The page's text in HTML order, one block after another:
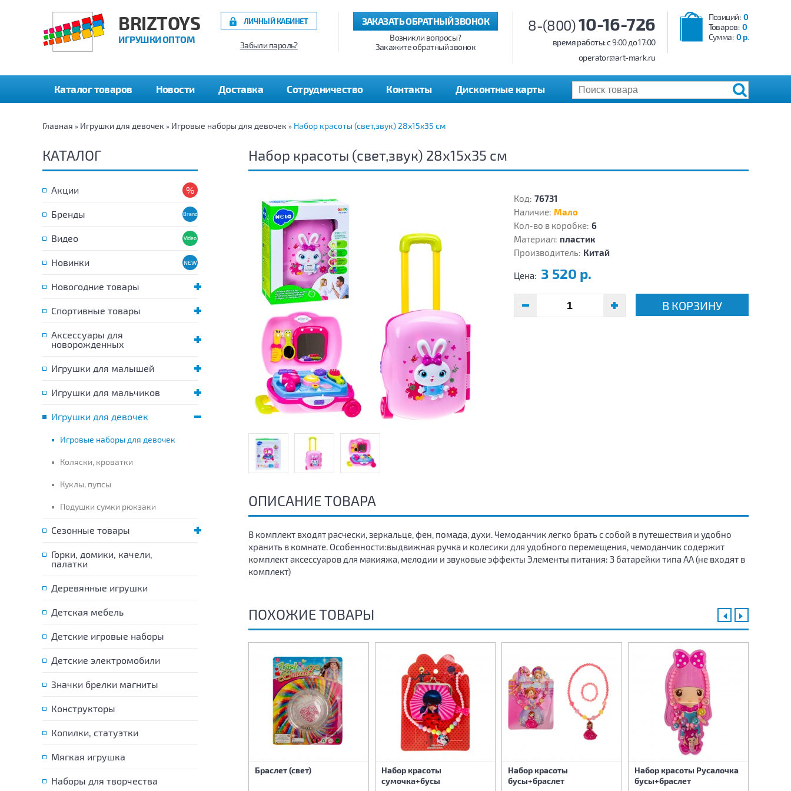
BRIZTOYS
ИГРУШКИ ОПТОМ
Позиций: 0
Товаров: 0
Сумма: 0 р.
8-(800)10-16-726
время работы: c 9:00 до 17:00
operator@art-mark.ru
ЗАКАЗАТЬ ОБРАТНЫЙ ЗВОНОК
Возникли вопросы?
Закажите обратный звонок
ЛИЧНЫЙ КАБИНЕТ
Забыли пароль?
Каталог товаров Новости Доставка Сотрудничество Контакты Дисконтные карты
Главная » Игрушки для девочек » Игровые наборы для девочек » Набор красоты (свет,звук) 28х15х35 см
КАТАЛОГ
Акции
Бренды
Видео
Новинки
Новогодние товары
Спортивные товары
Аксессуары для
новорожденных
Игрушки для малышей
Игрушки для мальчиков
Игрушки для девочек
Игровые наборы для девочек
Коляски, кроватки
Куклы, пупсы
Подушки сумки рюкзаки
Сезонные товары
Горки, домики, качели,
палатки
Деревянные игрушки
Детская мебель
Детские игровые наборы
Детские электромобили
Значки брелки магниты
Конструкторы
Копилки, статуэтки
Мягкая игрушка
Наборы для творчества
Набор красоты (свет,звук) 28х15х35 см
Код: 76731
Наличие: Мало
Кол-во в коробке: 6
Материал: пластик
Производитель: Китай
Цена: 3 520 р.
В КОРЗИНУ
ОПИСАНИЕ ТОВАРА
В комплект входят расчески, зеркальце, фен, помада, духи. Чемоданчик легко брать с собой в путешествия и удобно
хранить в комнате. Особенности:выдвижная ручка и колесики для удобного перемещения, чемоданчик содержит
комплект аксессуаров для макияжа, мелодии и звуковые эффекты Элементы питания: 3 батарейки типа AА (не входят в
комплект)
ПОХОЖИЕ ТОВАРЫ
Набор украшений для
девочки Принцесса
заколки+кольцо)
заколки+кольцо)
Браслет (свет)
Набор красоты
сумочка+бусы
Набор красоты
бусы+браслет
Набор красоты Русалочка
бусы+браслет